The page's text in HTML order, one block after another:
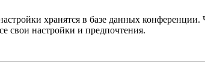
хранятся в базе данных
свои настройки и предпочтения.